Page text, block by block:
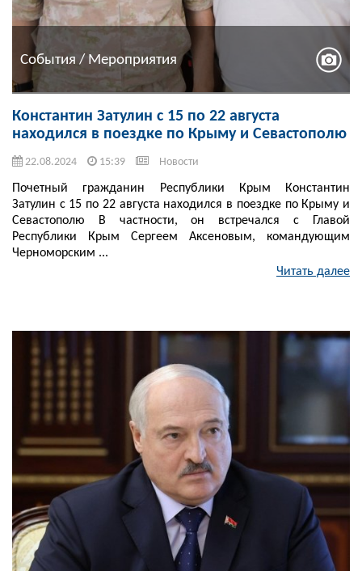
События / Мероприятия
Константин Затулин с 15 по 22 августа
находился в поездке по Крыму и Севастополю
22.08.2024 15:39 Новости
Почетный гражданин Республики Крым Константин
Затулин с 15 по 22 августа находился в поездке по Крыму и
Севастополю В частности, он встречался с Главой
Республики Крым Сергеем Аксеновым, командующим
Черноморским ...
Читать далее